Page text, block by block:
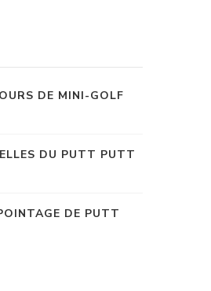
DE MINI-GOLF
DU PUTT PUTT
DE PUTT